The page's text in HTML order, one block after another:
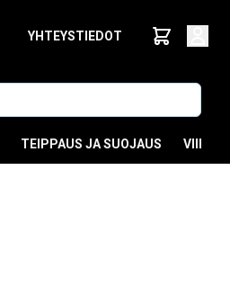
YHTEYSTIEDOT
TEIPPAUS JA SUOJAUS